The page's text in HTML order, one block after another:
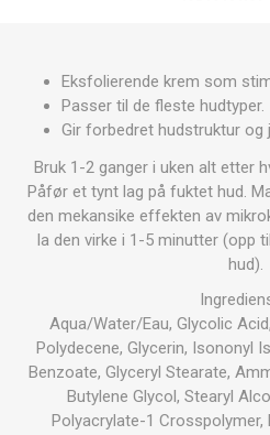
Eksfolierende krem som
Passer til de fleste hudtyper.
Gir forbedret hudstruktur og
Bruk 1-2 ganger i uken alt etter
Påfør et tynt lag på fuktet hud.
den mekansike effekten av
la den virke i 1-5 minutter (opp
hud).
Aqua/Water/Eau, Glycolic
Polydecene, Glycerin, Isononyl
Benzoate, Glyceryl Stearate,
Butylene Glycol, Stearyl
Polyacrylate-1 Crosspolymer,